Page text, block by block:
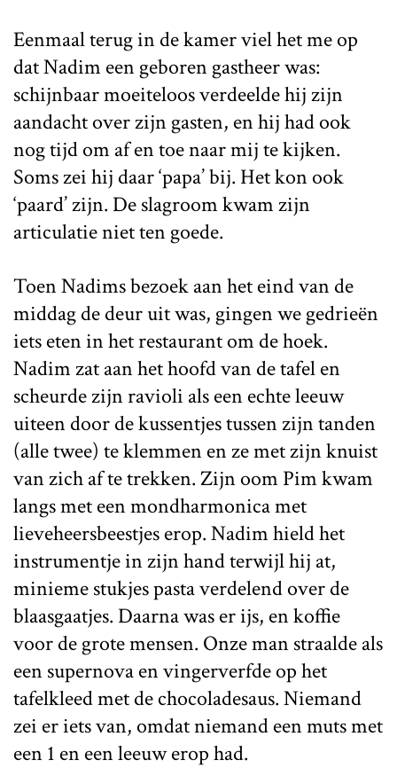
Eenmaal terug in de kamer viel het me op
dat Nadim een geboren gastheer was:
schijnbaar moeiteloos verdeelde hij zijn
aandacht over zijn gasten, en hij had ook
nog tijd om af en toe naar mij te kijken.
Soms zei hij daar ‘papa’ bij. Het kon ook
‘paard’ zijn. De slagroom kwam zijn
articulatie niet ten goede.
Toen Nadims bezoek aan het eind van de
middag de deur uit was, gingen we gedrieën
iets eten in het restaurant om de hoek.
Nadim zat aan het hoofd van de tafel en
scheurde zijn ravioli als een echte leeuw
uiteen door de kussentjes tussen zijn tanden
(alle twee) te klemmen en ze met zijn knuist
van zich af te trekken. Zijn oom Pim kwam
langs met een mondharmonica met
lieveheersbeestjes erop. Nadim hield het
instrumentje in zijn hand terwijl hij at,
minieme stukjes pasta verdelend over de
blaasgaatjes. Daarna was er ijs, en koffie
voor de grote mensen. Onze man straalde als
een supernova en vingerverfde op het
tafelkleed met de chocoladesaus. Niemand
zei er iets van, omdat niemand een muts met
een 1 en een leeuw erop had.